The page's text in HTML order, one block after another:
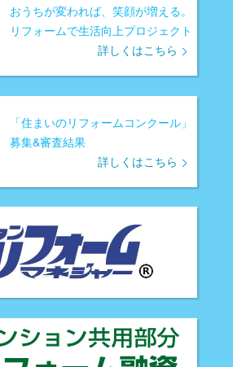
おうちが変われば、笑顔が増える。
リフォームで生活向上プロジェクト
詳しくはこちら
「住まいのリフォームコンクール」
募集&審査結果
詳しくはこちら